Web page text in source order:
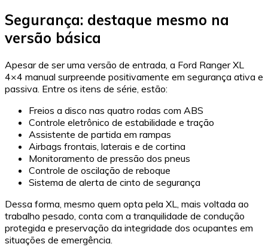
Segurança: destaque mesmo na
versão básica
Apesar de ser uma versão de entrada, a Ford Ranger XL
4×4 manual surpreende positivamente em segurança ativa e
passiva. Entre os itens de série, estão:
Freios a disco nas quatro rodas com ABS
Controle eletrônico de estabilidade e tração
Assistente de partida em rampas
Airbags frontais, laterais e de cortina
Monitoramento de pressão dos pneus
Controle de oscilação de reboque
Sistema de alerta de cinto de segurança
Dessa forma, mesmo quem opta pela XL, mais voltada ao
trabalho pesado, conta com a tranquilidade de condução
protegida e preservação da integridade dos ocupantes em
situações de emergência.